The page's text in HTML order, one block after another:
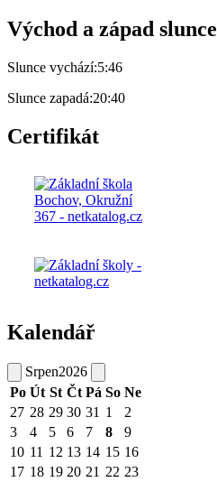
Východ a západ slunce
Slunce vychází:5:46
Slunce zapadá:20:40
Certifikát
Kalendář
Srpen2026
Po Út St Čt Pá So Ne
27 28 29 30 31 1
2
3
4 5 6 7 8
9
10 11 12 13 14 15 16
17 18 19 20 21 22 23